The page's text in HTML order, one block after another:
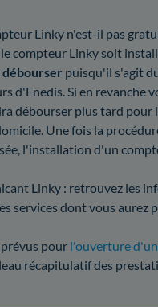
Linky n'est-il pas
compteur Linky soit
débourser puisqu'il s'agit
d'Enedis. Si en revanche
débourser plus tard pour
Une fois la
l'installation d'un
Linky : retrouvez les
services dont vous aurez
pour l'ouverture
récapitulatif des